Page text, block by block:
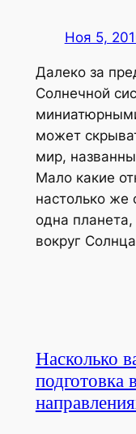
Ноя 5,
Далеко за
Солнечной
может
мир,
Мало какие
настолько
одна
вокруг
Насколько
подготовка